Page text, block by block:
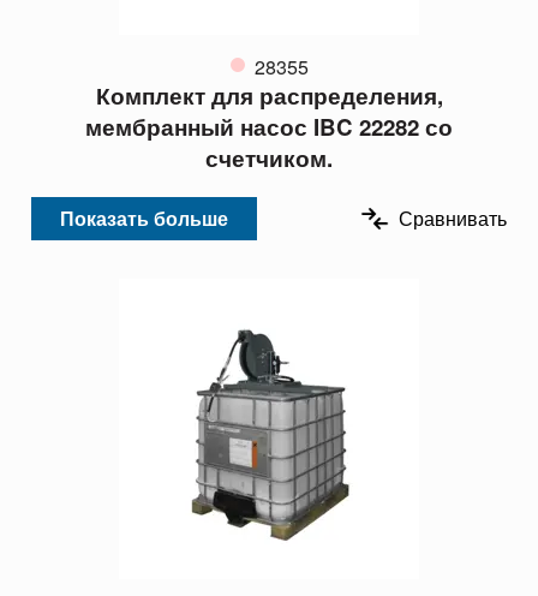
28355
Комплект для распределения,
мембранный насос IBC 22282 со
счетчиком.
Показать больше Сравнивать